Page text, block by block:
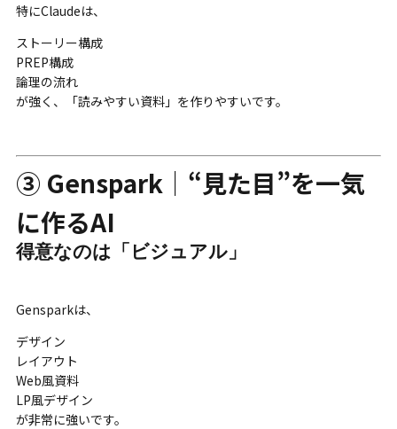
特にClaudeは、
ストーリー構成
PREP構成
論理の流れ
が強く、「読みやすい資料」を作りやすいです。
③ Genspark｜“見た目”を一気
に作るAI
得意なのは「ビジュアル」
Gensparkは、
デザイン
レイアウト
Web風資料
LP風デザイン
が非常に強いです。